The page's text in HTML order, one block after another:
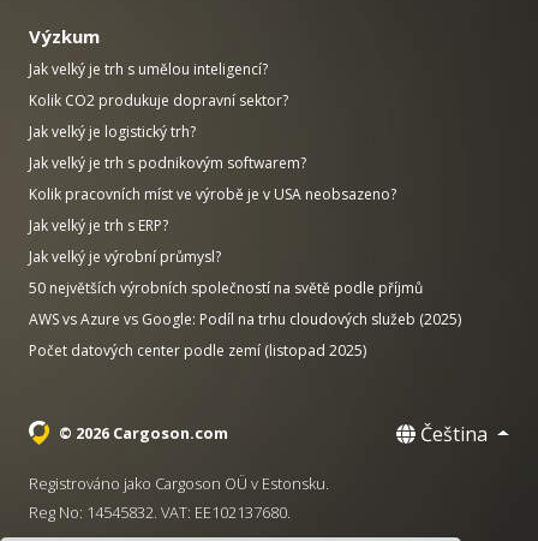
Výzkum
Jak velký je trh s umělou inteligencí?
Kolik CO2 produkuje dopravní sektor?
Jak velký je logistický trh?
Jak velký je trh s podnikovým softwarem?
Kolik pracovních míst ve výrobě je v USA neobsazeno?
Jak velký je trh s ERP?
Jak velký je výrobní průmysl?
50 největších výrobních společností na světě podle příjmů
AWS vs Azure vs Google: Podíl na trhu cloudových služeb (2025)
Počet datových center podle zemí (listopad 2025)
© 2026 Cargoson.com Čeština
Registrováno jako Cargoson OÜ v Estonsku.
Reg No: 14545832. VAT: EE102137680.